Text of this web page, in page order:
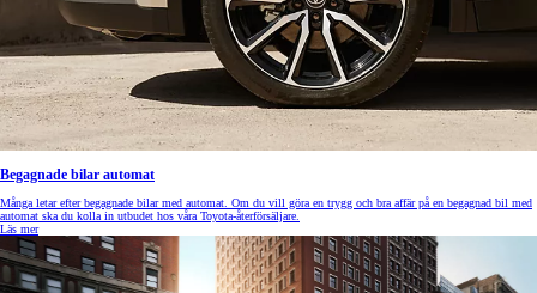
Begagnade bilar automat
Många letar efter begagnade bilar med automat. Om du vill göra en trygg och bra affär på en begagnad bil med
automat ska du kolla in utbudet hos våra Toyota-återförsäljare.
Läs mer